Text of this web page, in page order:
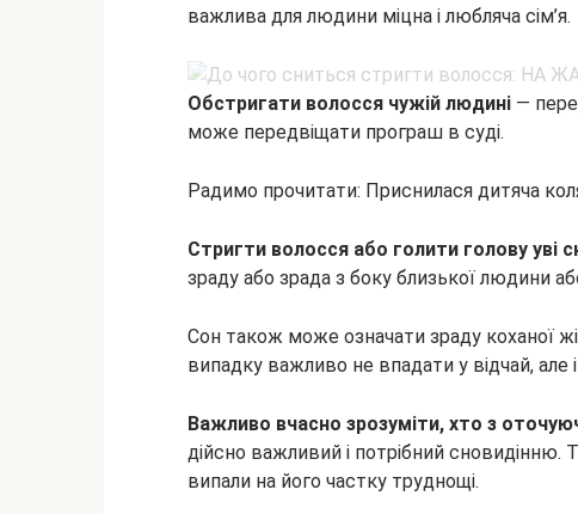
важлива для людини міцна і любляча сім’я.
Обстригати волосся чужій людині —
може передвіщати програш в суді.
Радимо прочитати: Приснилася дитяча
Стригти волосся або голити голову уві
зраду або зрада з боку близької людини
Сон також може означати зраду коханої
випадку важливо не впадати у відчай, але
Важливо вчасно зрозуміти, хто з
дійсно важливий і потрібний сновидінню.
випали на його частку труднощі.